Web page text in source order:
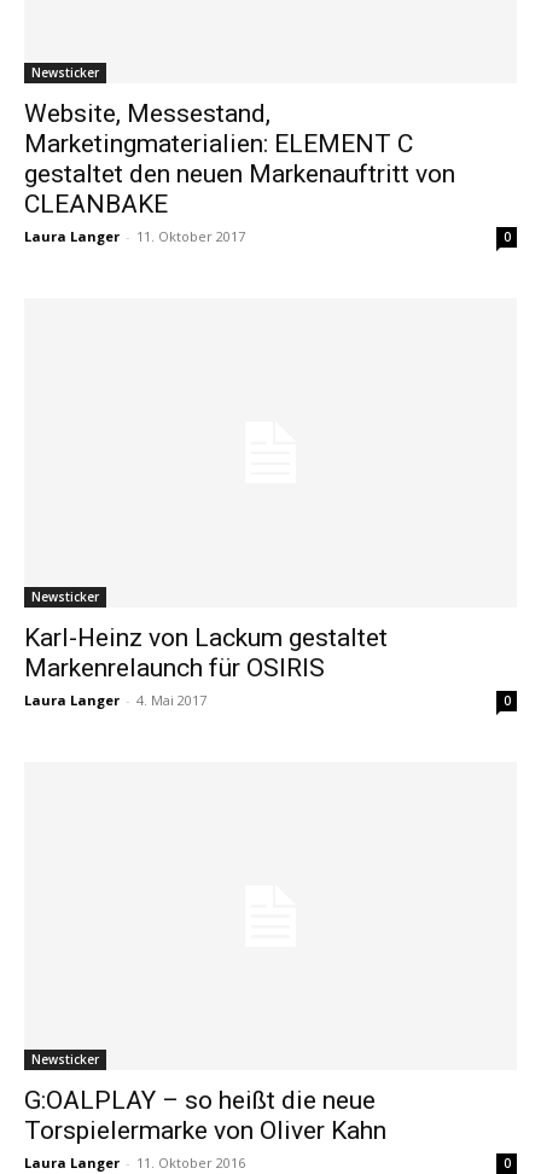
Newsticker
Website, Messestand,
Marketingmaterialien: ELEMENT C
gestaltet den neuen Markenauftritt von
CLEANBAKE
Laura Langer - 11. Oktober 2017 0
Newsticker
Karl-Heinz von Lackum gestaltet
Markenrelaunch für OSIRIS
Laura Langer - 4. Mai 2017 0
Newsticker
G:OALPLAY – so heißt die neue
Torspielermarke von Oliver Kahn
Laura Langer - 11. Oktober 2016 0